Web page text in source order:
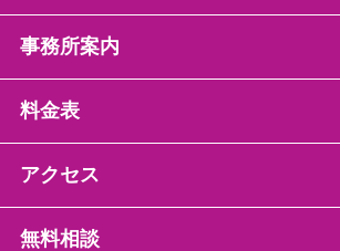
事務所案内
料金表
アクセス
無料相談